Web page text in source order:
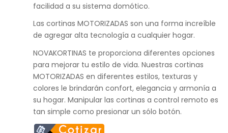
facilidad a su sistema domótico.
Las cortinas MOTORIZADAS son una forma increíble
de agregar alta tecnología a cualquier hogar.
NOVAKORTINAS te proporciona diferentes opciones
para mejorar tu estilo de vida. Nuestras cortinas
MOTORIZADAS en diferentes estilos, texturas y
colores le brindarán confort, elegancia y armonía a
su hogar. Manipular las cortinas a control remoto es
tan simple como presionar un sólo botón.